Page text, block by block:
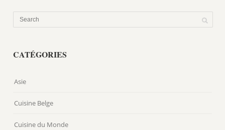
CATÉGORIES
Asie
Cuisine Belge
Cuisine du Monde